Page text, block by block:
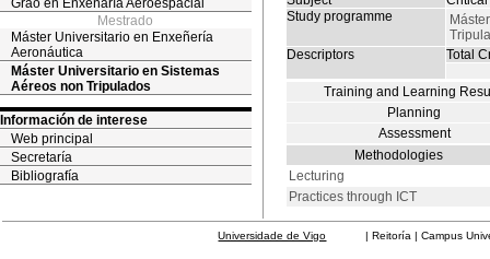
Grao en Enxeñaría Aeroespacial
Mestrado
Máster Universitario en Enxeñería
Aeronáutica
Máster Universitario en Sistemas
Aéreos non Tripulados
Información de interese
Web principal
Secretaría
Bibliografía
Study programme
Descriptors
Total
Training and Learning
Planning
Assessment
Methodologies
Lecturing
Practices through ICT
Universidade de Vigo | Reitoría | Campus